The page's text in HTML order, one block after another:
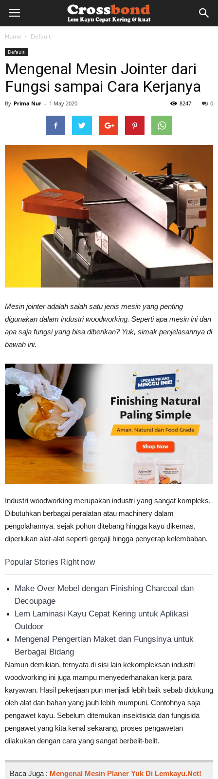
lemkayu.net
Kertas,
Kering,
Kuat
Tahan
Lama
Home Default
Default
Mengenal Mesin Jointer dari
Fungsi sampai Cara Kerjanya
By Prima Nur - 1 May 2020 0
8247
Mesin jointer adalah salah satu jenis mesin yang penting
digunakan dalam industri woodworking. Seperti apa mesin ini dan
apa saja fungsi yang bisa diberikan? Yuk, simak penjelasannya di
bawah ini.
Industri woodworking merupakan industri yang sangat kompleks.
Dibutuhkan berbagai peralatan atau machinery dalam
pengolahannya. sejak pohon ditebang hingga kayu dikemas,
diperlukan alat-alat seperti gergaji hingga penyerap kelembaban.
Popular Stories Right now
Make Over Mebel dengan Finishing Charcoal dan
Decoupage
Lem Laminasi Kayu Cepat Kering untuk Aplikasi
Outdoor
Mengenal Pengertian Maket dan Fungsinya untuk
Berbagai Bidang
Namun demikian, ternyata di sisi lain kekompleksan industri
woodworking ini juga mampu menyederhanakan kerja para
karyawan. Hasil pekerjaan pun menjadi lebih baik sebab didukung
oleh alat dan bahan yang jauh lebih mumpuni. Contohnya saja
pengawet kayu. Sebelum ditemukan insektisida dan fungisida
pengawet yang kita kenal sekarang, proses pengawetan
dilakukan dengan cara yang sangat berbelit-belit.
Baca Juga : Mengenal Mesin Planer Yuk Di Lemkayu.net!